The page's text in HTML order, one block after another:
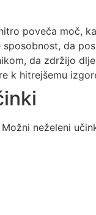
poveča moč,
da
da zdržijo
k hitrejšemu
neželeni